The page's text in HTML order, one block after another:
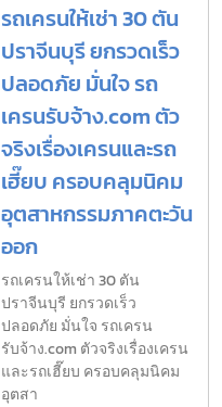
รถเครนให้เช่า 30 ตัน
ปราจีนบุรี ยกรวดเร็ว
ปลอดภัย มั่นใจ รถ
เครนรับจ้าง.com ตัว
จริงเรื่องเครนและรถ
เฮี๊ยบ ครอบคลุมนิคม
อุตสาหกรรมภาคตะวัน
ออก
รถเครนให้เช่า 30 ตัน
ปราจีนบุรี ยกรวดเร็ว
ปลอดภัย มั่นใจ รถเครน
รับจ้าง.com ตัวจริงเรื่องเครน
และรถเฮี๊ยบ ครอบคลุมนิคม
อุตสา